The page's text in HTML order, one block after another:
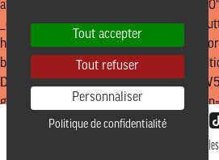
Données personnelles
Tout accepter
Tout refuser
Personnaliser
Politique de confidentialité